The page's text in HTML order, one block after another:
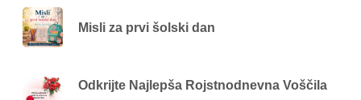
Misli za prvi šolski dan
Odkrijte Najlepša Rojstnodnevna Voščila